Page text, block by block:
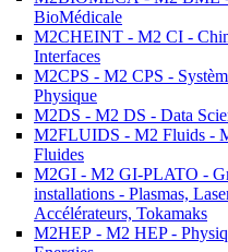
BioMédicale
M2CHEINT - M2 CI -
Interfaces
M2CPS - M2 CPS -
Physique
M2DS - M2 DS - Data
M2FLUIDS - M2 Fluids -
Fluides
M2GI - M2 GI-PLATO -
installations - Plasmas,
Accélérateurs, Tokamaks
M2HEP - M2 HEP -